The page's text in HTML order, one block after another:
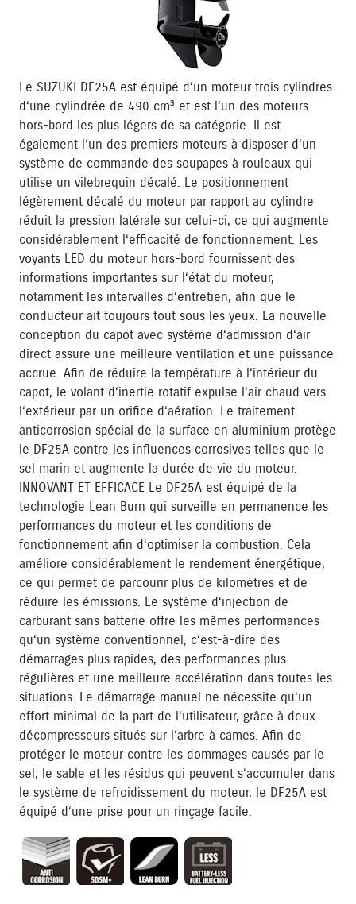
Le SUZUKI DF25A est équipé d‘un moteur trois cylindres
d‘une cylindrée de 490 cm³ et est l‘un des moteurs
hors-bord les plus légers de sa catégorie. Il est
également l‘un des premiers moteurs à disposer d‘un
système de commande des soupapes à rouleaux qui
utilise un vilebrequin décalé. Le positionnement
légèrement décalé du moteur par rapport au cylindre
réduit la pression latérale sur celui-ci, ce qui augmente
considérablement l‘efficacité de fonctionnement. Les
voyants LED du moteur hors-bord fournissent des
informations importantes sur l‘état du moteur,
notamment les intervalles d‘entretien, afin que le
conducteur ait toujours tout sous les yeux. La nouvelle
conception du capot avec système d‘admission d‘air
direct assure une meilleure ventilation et une puissance
accrue. Afin de réduire la température à l‘intérieur du
capot, le volant d‘inertie rotatif expulse l‘air chaud vers
l‘extérieur par un orifice d‘aération. Le traitement
anticorrosion spécial de la surface en aluminium protège
le DF25A contre les influences corrosives telles que le
sel marin et augmente la durée de vie du moteur.
INNOVANT ET EFFICACE Le DF25A est équipé de la
technologie Lean Burn qui surveille en permanence les
performances du moteur et les conditions de
fonctionnement afin d‘optimiser la combustion. Cela
améliore considérablement le rendement énergétique,
ce qui permet de parcourir plus de kilomètres et de
réduire les émissions. Le système d‘injection de
carburant sans batterie offre les mêmes performances
qu‘un système conventionnel, c‘est-à-dire des
démarrages plus rapides, des performances plus
régulières et une meilleure accélération dans toutes les
situations. Le démarrage manuel ne nécessite qu‘un
effort minimal de la part de l‘utilisateur, grâce à deux
décompresseurs situés sur l‘arbre à cames. Afin de
protéger le moteur contre les dommages causés par le
sel, le sable et les résidus qui peuvent s‘accumuler dans
le système de refroidissement du moteur, le DF25A est
équipé d‘une prise pour un rinçage facile.